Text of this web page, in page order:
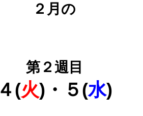
２月の
第２週目
４(火)・５(水)